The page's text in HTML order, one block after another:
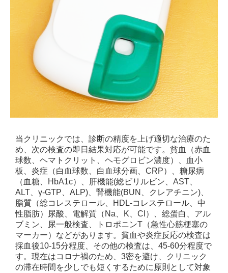
当クリニックでは、診断の精度を上げ適切な治療のた
め、次の検査の即日結果対応が可能です。貧血（赤血
球数、ヘマトクリット、ヘモグロビン濃度）、血小
板、炎症（白血球数、白血球分画、CRP）、糖尿病
（血糖、HbA1c）、肝機能(総ビリルビン、AST、
ALT、γ-GTP、ALP)、腎機能(BUN、クレアチニン)、
脂質（総コレステロール、HDL-コレステロール、中
性脂肪）尿酸、電解質（Na、K、Cl）、総蛋白、アル
ブミン、尿一般検査、トロポニンT（急性心筋梗塞の
マーカー）などがあります。貧血や炎症反応の検査は
採血後10-15分程度、その他の検査は、45-60分程度で
す。現在はコロナ禍のため、3密を避け、クリニック
の滞在時間を少しでも短くするために原則として対象